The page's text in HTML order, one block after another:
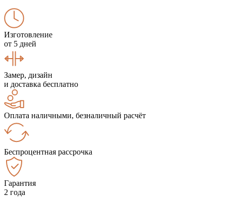
Изготовление
от 5 дней
Замер, дизайн
и доставка бесплатно
Оплата наличными, безналичный расчёт
Беспроцентная рассрочка
Гарантия
2 года